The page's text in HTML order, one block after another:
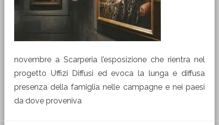
novembre a Scarperia l’esposizione che rientra nel
progetto Uffizi Diffusi ed evoca la lunga e diffusa
presenza della famiglia nelle campagne e nei paesi
da dove proveniva